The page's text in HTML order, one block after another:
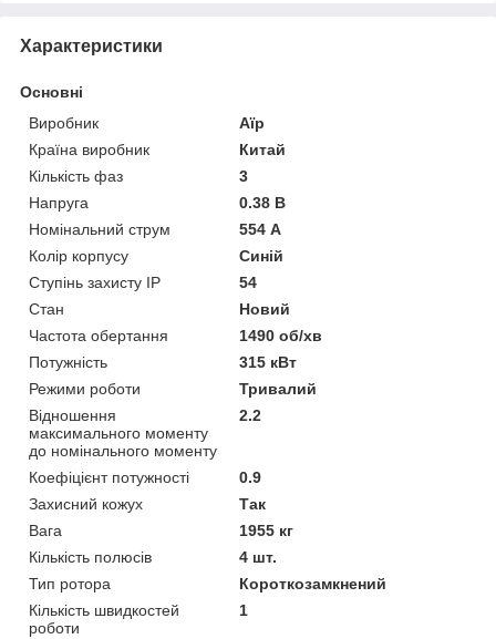
Характеристики
Основні
Виробник
Аїр
Країна виробник
Китай
Кількість фаз
3
Напруга
0.38 В
Номінальний струм
554 А
Колір корпусу
Синій
Ступінь захисту IP
54
Стан
Новий
Частота обертання
1490 об/хв
Потужність
315 кВт
Режими роботи
Тривалий
Відношення
максимального моменту
до номінального моменту
2.2
Коефіцієнт потужності
0.9
Захисний кожух
Так
Вага
1955 кг
Кількість полюсів
4 шт.
Тип ротора
Короткозамкнений
Кількість швидкостей
роботи
1